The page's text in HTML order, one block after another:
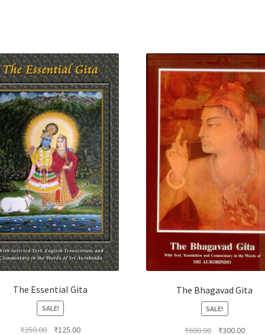
The Essential Gita
SALE!
₹250.00
Original
₹125.00Current
The Bhagavad Gita
SALE!
₹600.00
Original
₹300.00